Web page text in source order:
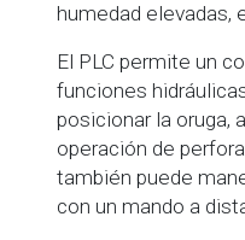
humedad elevadas,
El PLC permite un
funciones
posicionar la oruga,
operación de
también puede
con un mando a